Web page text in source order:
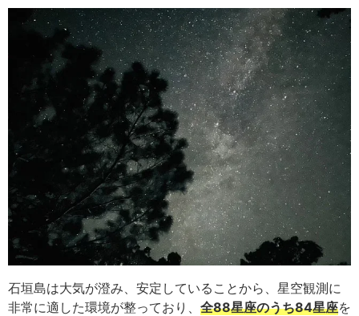
石垣島は大気が澄み、安定していることから、星空観測に
非常に適した環境が整っており、 全88星座のうち84星座を